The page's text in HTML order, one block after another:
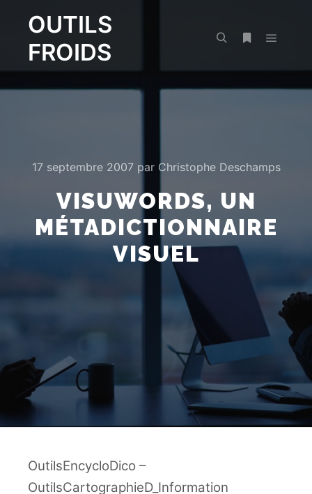
OUTILS
FROIDS
17 septembre 2007 par Christophe Deschamps
VISUWORDS, UN
MÉTADICTIONNAIRE
VISUEL
OutilsEncycloDico –
OutilsCartographieD_Information